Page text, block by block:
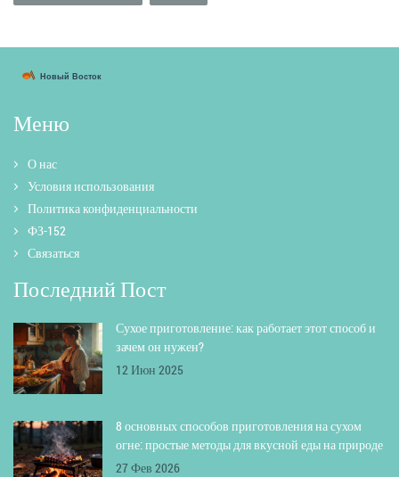
Меню
О нас
Условия использования
Политика конфиденциальности
ФЗ-152
Связаться
Последний Пост
Сухое приготовление: как работает этот способ и
зачем он нужен?
12 Июн 2025
8 основных способов приготовления на сухом
огне: простые методы для вкусной еды на природе
27 Фев 2026